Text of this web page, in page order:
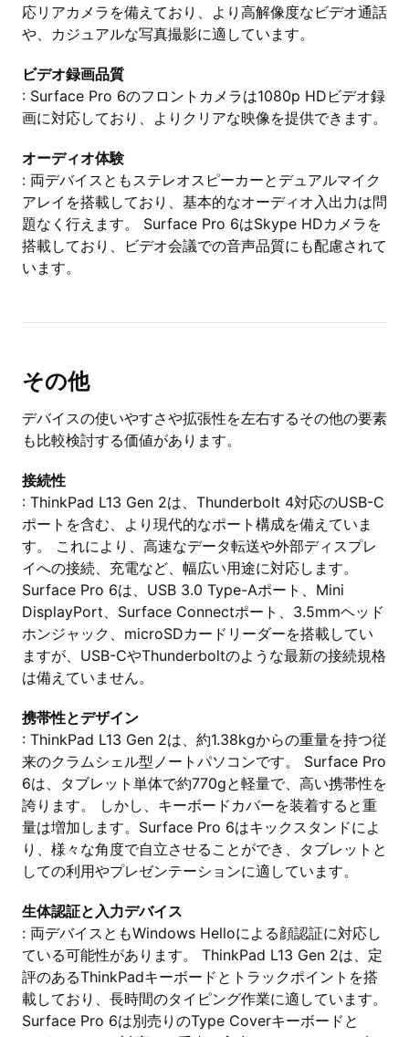
応リアカメラを備えており、より高解像度なビデオ通話
や、カジュアルな写真撮影に適しています。
ビデオ録画品質
: Surface Pro 6のフロントカメラは1080p HDビデオ録
画に対応しており、よりクリアな映像を提供できます。
オーディオ体験
: 両デバイスともステレオスピーカーとデュアルマイク
アレイを搭載しており、基本的なオーディオ入出力は問
題なく行えます。 Surface Pro 6はSkype HDカメラを
搭載しており、ビデオ会議での音声品質にも配慮されて
います。
その他
デバイスの使いやすさや拡張性を左右するその他の要素
も比較検討する価値があります。
接続性
: ThinkPad L13 Gen 2は、Thunderbolt 4対応のUSB-C
ポートを含む、より現代的なポート構成を備えていま
す。 これにより、高速なデータ転送や外部ディスプレ
イへの接続、充電など、幅広い用途に対応します。
Surface Pro 6は、USB 3.0 Type-Aポート、Mini
DisplayPort、Surface Connectポート、3.5mmヘッド
ホンジャック、microSDカードリーダーを搭載してい
ますが、USB-CやThunderboltのような最新の接続規格
は備えていません。
携帯性とデザイン
: ThinkPad L13 Gen 2は、約1.38kgからの重量を持つ従
来のクラムシェル型ノートパソコンです。 Surface Pro
6は、タブレット単体で約770gと軽量で、高い携帯性を
誇ります。 しかし、キーボードカバーを装着すると重
量は増加します。Surface Pro 6はキックスタンドによ
り、様々な角度で自立させることができ、タブレットと
しての利用やプレゼンテーションに適しています。
生体認証と入力デバイス
: 両デバイスともWindows Helloによる顔認証に対応し
ている可能性があります。 ThinkPad L13 Gen 2は、定
評のあるThinkPadキーボードとトラックポイントを搭
載しており、長時間のタイピング作業に適しています。
Surface Pro 6は別売りのType Coverキーボードと